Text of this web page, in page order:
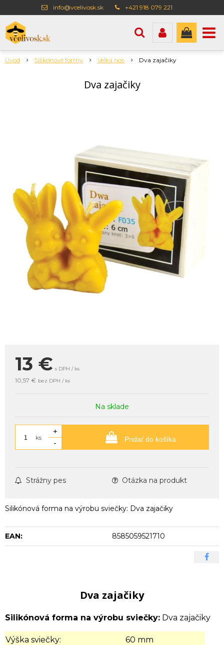
info@vcelivosk.sk +421 918 079 221
Úvod Silikónové formy Veľká noc Dva zajačiky
Dva zajačiky
13 € s DPH / ks
10,57 € bez DPH / ks
Na sklade
ks
+
-
Pridať do košíka
Strážny pes Otázka na produkt
Silikónová forma na výrobu sviečky: Dva zajačiky
EAN: 8585059521710
Dva zajačiky
Silikónová forma na výrobu sviečky: Dva zajačiky
Výška sviečky:
60 mm